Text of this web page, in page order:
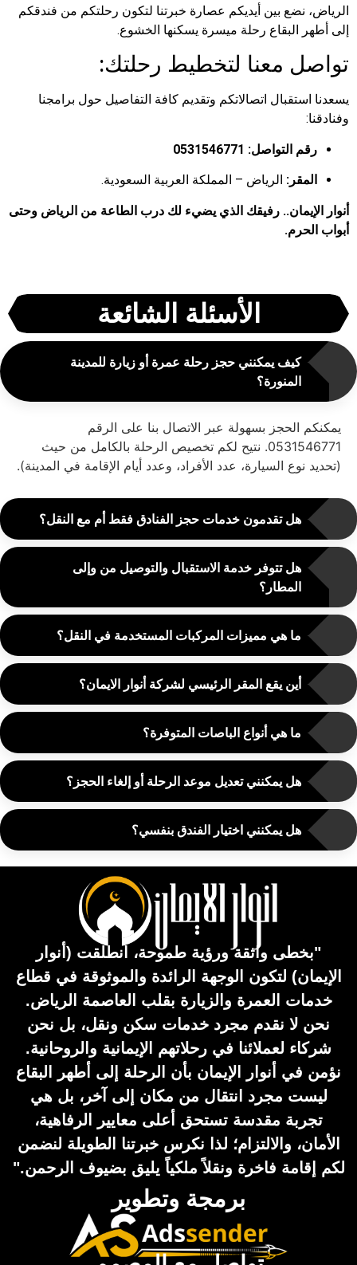
الرياض، نضع بين أيديكم عصارة خبرتنا لتكون رحلتكم من فندقكم
إلى أطهر البقاع رحلة ميسرة يسكنها الخشوع.
تواصل معنا لتخطيط رحلتك:
يسعدنا استقبال اتصالاتكم وتقديم كافة التفاصيل حول برامجنا
وفنادقنا:
رقم التواصل: 0531546771
المقر: الرياض – المملكة العربية السعودية.
أنوار الإيمان.. رفيقك الذي يضيء لك درب الطاعة من الرياض وحتى
أبواب الحرم.
الأسئلة الشائعة
كيف يمكنني حجز رحلة عمرة أو زيارة للمدينة
المنورة؟
يمكنكم الحجز بسهولة عبر الاتصال بنا على الرقم
0531546771. نتيح لكم تخصيص الرحلة بالكامل من حيث
(تحديد نوع السيارة، عدد الأفراد، وعدد أيام الإقامة في المدينة).
هل تقدمون خدمات حجز الفنادق فقط أم مع النقل؟
هل تتوفر خدمة الاستقبال والتوصيل من وإلى
المطار؟
ما هي مميزات المركبات المستخدمة في النقل؟
أين يقع المقر الرئيسي لشركة أنوار الايمان؟
ما هي أنواع الباصات المتوفرة؟
هل يمكنني تعديل موعد الرحلة أو إلغاء الحجز؟
هل يمكنني اختيار الفندق بنفسي؟
"بخطى واثقة ورؤية طموحة، انطلقت (أنوار
الإيمان) لتكون الوجهة الرائدة والموثوقة في قطاع
خدمات العمرة والزيارة بقلب العاصمة الرياض.
نحن لا نقدم مجرد خدمات سكن ونقل، بل نحن
شركاء لعملائنا في رحلاتهم الإيمانية والروحانية.
نؤمن في أنوار الإيمان بأن الرحلة إلى أطهر البقاع
ليست مجرد انتقال من مكان إلى آخر، بل هي
تجربة مقدسة تستحق أعلى معايير الرفاهية،
الأمان، والالتزام؛ لذا نكرس خبرتنا الطويلة لنضمن
لكم إقامة فاخرة ونقلاً ملكياً يليق بضيوف الرحمن."
برمجة وتطوير